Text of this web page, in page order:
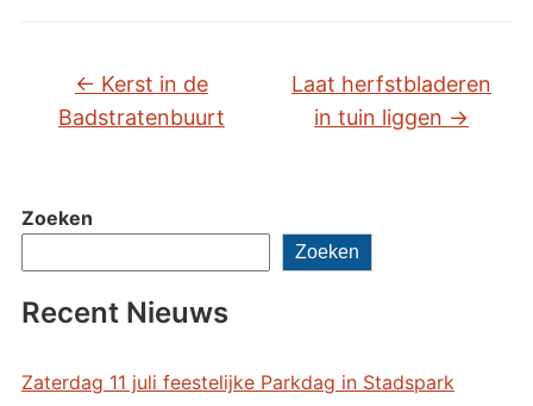
Zoeken
Zoeken
Recent Nieuws
Zaterdag 11 juli feestelijke Parkdag in Stadspark
← Kerst in de
Badstratenbuurt
Laat herfstbladeren
in tuin liggen →